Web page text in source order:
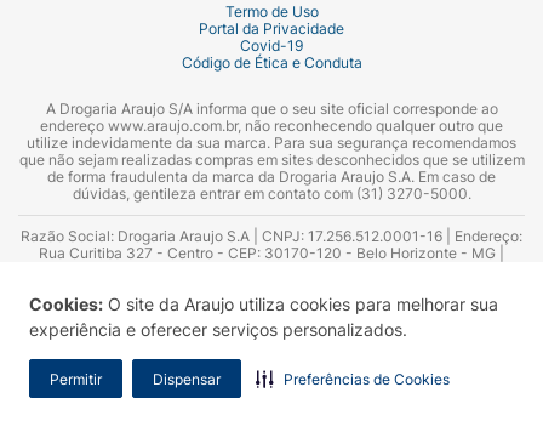
Cookies: O site da Araujo utiliza cookies para melhorar sua
experiência e oferecer serviços personalizados.
Permitir Dispensar Preferências de Cookies
Termo de Uso
Portal da Privacidade
Covid-19
Código de Ética e Conduta
A Drogaria Araujo S/A informa que o seu site oficial corresponde ao
endereço www.araujo.com.br, não reconhecendo qualquer outro que
utilize indevidamente da sua marca. Para sua segurança recomendamos
que não sejam realizadas compras em sites desconhecidos que se utilizem
de forma fraudulenta da marca da Drogaria Araujo S.A. Em caso de
dúvidas, gentileza entrar em contato com (31) 3270-5000.
Razão Social: Drogaria Araujo S.A | CNPJ: 17.256.512.0001-16 | Endereço:
Rua Curitiba 327 - Centro - CEP: 30170-120 - Belo Horizonte - MG |
Azevedo Guimarães – CRF 10.965 | Yasmin Silva Alvarenga – CRF 52.584 -
Consultor substituto: Thiago Aguiar Pinheiro - CRF Nº 13.748. Alvará
Sanitário: 2025020713 | Autorização de Funcionamento da Empresa (AFE):